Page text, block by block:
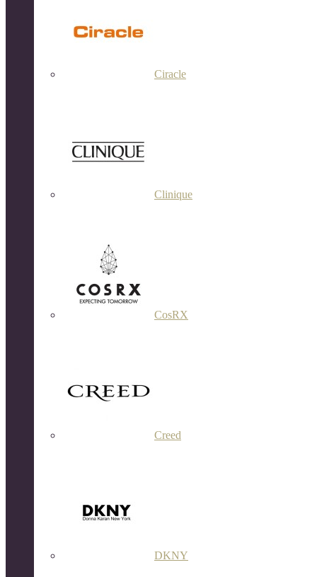
Ciracle
Clinique
CosRX
Creed
DKNY